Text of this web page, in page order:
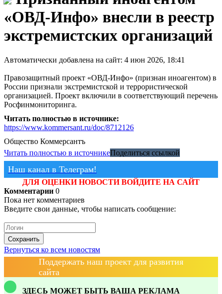
«ОВД-Инфо» внесли в реестр
экстремистских организаций
Автоматически добавлена на сайт: 4 июн 2026, 18:41
Правозащитный проект «ОВД-Инфо» (признан иноагентом) в
России признали экстремистской и террористической
организацией. Проект включили в соответствующий перечень
Росфинмониторинга.
Читать полностью в источнике:
https://www.kommersant.ru/doc/8712126
Общество Коммерсантъ
Читать полностью в источникеПоделиться ссылкой
Наш канал в Телеграм!
ДЛЯ ОЦЕНКИ НОВОСТИ ВОЙДИТЕ НА САЙТ
Комментарии 0
Пока нет комментариев
Введите свои данные, чтобы написать сообщение:
Сохранить
Вернуться ко всем новостям
Поддержать наш проект для развития
сайта
ЗДЕСЬ МОЖЕТ БЫТЬ ВАША РЕКЛАМА